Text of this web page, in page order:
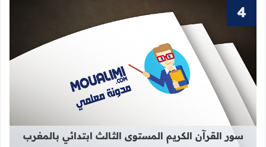
قراءة المزيد عن سور القرآن الكريم
سور القرآن الكريم المستوى الثالث ابتدائي بالمغرب